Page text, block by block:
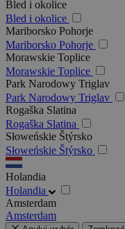
Bled i okolice
Bled i okolice
Mariborsko Pohorje
Mariborsko Pohorje
Morawskie Toplice
Morawskie Toplice
Park Narodowy Triglav
Park Narodowy Triglav
Rogaška Slatina
Rogaška Slatina
Słoweńskie Štýrsko
Słoweńskie Štýrsko
Holandia
Holandia
Amsterdam
Amsterdam